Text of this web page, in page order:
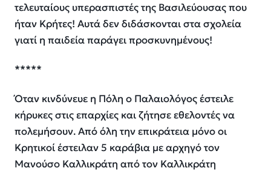
τελευταίους υπερασπιστές της Βασιλεύουσας που
ήταν Κρήτες! Αυτά δεν διδάσκονται στα σχολεία
γιατί η παιδεία παράγει προσκυνημένους!
*****
Όταν κινδύνευε η Πόλη ο Παλαιολόγος έστειλε
κήρυκες στις επαρχίες και ζήτησε εθελοντές να
πολεμήσουν. Από όλη την επικράτεια μόνο οι
Κρητικοί έστειλαν 5 καράβια με αρχηγό τον
Μανούσο Καλλικράτη από τον Καλλικράτη